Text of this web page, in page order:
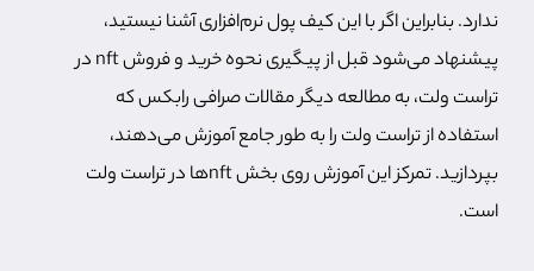
ندارد. بنابراین اگر با این کیف پول نرم‌افزاری آشنا نیستید،
پیشنهاد می‌شود قبل از پیگیری نحوه خرید و فروش nft در
تراست ولت، به مطالعه دیگر مقالات صرافی رابکس که
استفاده از تراست ولت را به طور جامع آموزش می‌دهند،
بپردازید. تمرکز این آموزش روی بخش nftها در تراست ولت
است.